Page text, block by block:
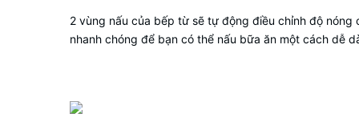
2 vùng nấu của bếp từ sẽ tự động điều chỉnh độ
nhanh chóng để bạn có thể nấu bữa ăn một cách dễ